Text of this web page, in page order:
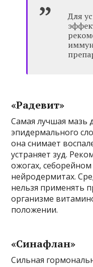
Для
«Радевит»
Самая лучшая мазь
эпидермального
она снимает
устраняет зуд.
ожогах,
нейродермитах.
нельзя применять
организме
положении.
«Синафлан»
Сильная